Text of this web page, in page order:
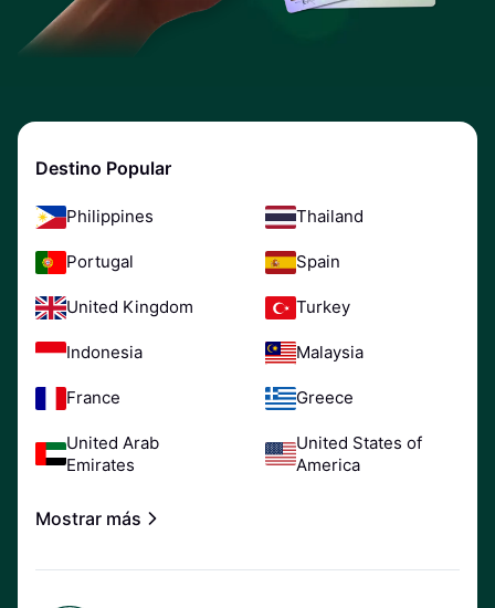
Destino Popular
Philippines Thailand
Portugal Spain
United Kingdom Turkey
Indonesia Malaysia
France Greece
United Arab
Emirates
United States of
America
Mostrar más